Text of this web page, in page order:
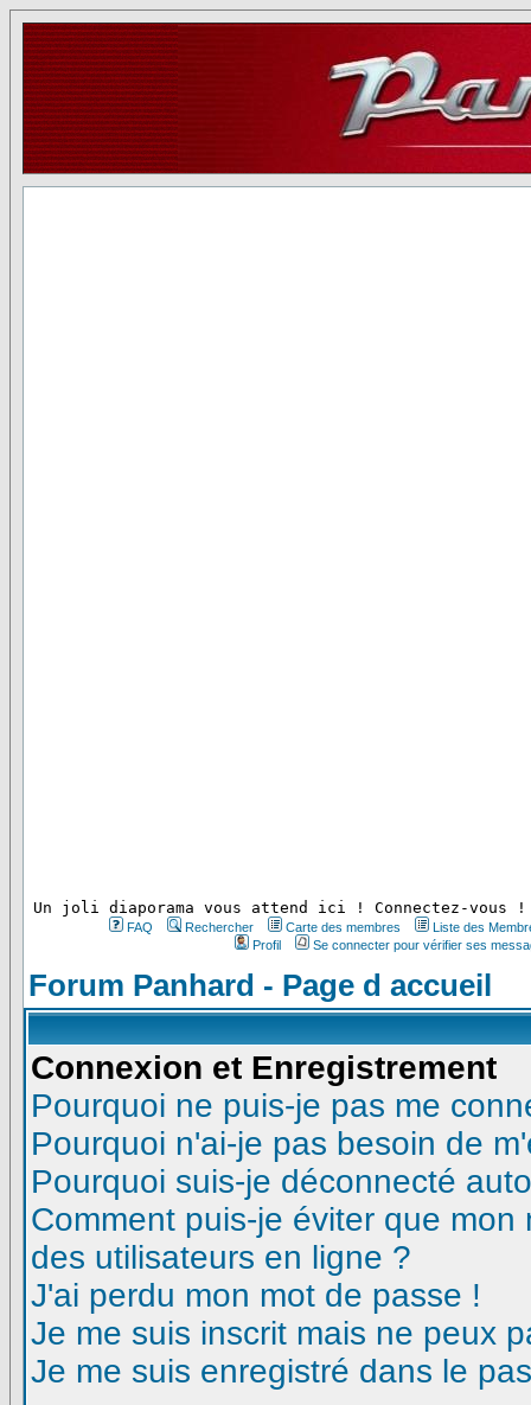
Un joli diaporama vous attend ici ! Connectez-vous !
FAQ Rechercher Carte des membres
Liste des
Profil
Se connecter pour vérifier ses
Forum Panhard - Page d accueil
Connexion et Enregistrement
Pourquoi ne puis-je pas me
Pourquoi n'ai-je pas besoin de
Pourquoi suis-je déconnecté
Comment puis-je éviter que
des utilisateurs en ligne ?
J'ai perdu mon mot de passe !
Je me suis inscrit mais ne peux
Je me suis enregistré dans le